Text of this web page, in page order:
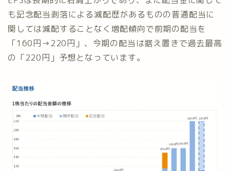
も記念配当剥落による減配歴があるものの普通配当に
関しては減配することなく増配傾向で前期の配当を
「160円→220円」、今期の配当は据え置きで過去最高
の「220円」予想となっています。